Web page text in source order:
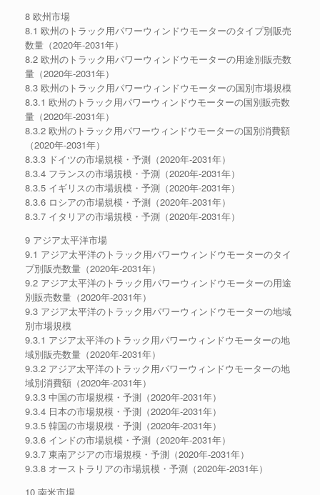
8 欧州市場
8.1 欧州のトラック用パワーウィンドウモーターのタイプ別販売
数量（2020年-2031年）
8.2 欧州のトラック用パワーウィンドウモーターの用途別販売数
量（2020年-2031年）
8.3 欧州のトラック用パワーウィンドウモーターの国別市場規模
8.3.1 欧州のトラック用パワーウィンドウモーターの国別販売数
量（2020年-2031年）
8.3.2 欧州のトラック用パワーウィンドウモーターの国別消費額
（2020年-2031年）
8.3.3 ドイツの市場規模・予測（2020年-2031年）
8.3.4 フランスの市場規模・予測（2020年-2031年）
8.3.5 イギリスの市場規模・予測（2020年-2031年）
8.3.6 ロシアの市場規模・予測（2020年-2031年）
8.3.7 イタリアの市場規模・予測（2020年-2031年）
9 アジア太平洋市場
9.1 アジア太平洋のトラック用パワーウィンドウモーターのタイ
プ別販売数量（2020年-2031年）
9.2 アジア太平洋のトラック用パワーウィンドウモーターの用途
別販売数量（2020年-2031年）
9.3 アジア太平洋のトラック用パワーウィンドウモーターの地域
別市場規模
9.3.1 アジア太平洋のトラック用パワーウィンドウモーターの地
域別販売数量（2020年-2031年）
9.3.2 アジア太平洋のトラック用パワーウィンドウモーターの地
域別消費額（2020年-2031年）
9.3.3 中国の市場規模・予測（2020年-2031年）
9.3.4 日本の市場規模・予測（2020年-2031年）
9.3.5 韓国の市場規模・予測（2020年-2031年）
9.3.6 インドの市場規模・予測（2020年-2031年）
9.3.7 東南アジアの市場規模・予測（2020年-2031年）
9.3.8 オーストラリアの市場規模・予測（2020年-2031年）
10 南米市場